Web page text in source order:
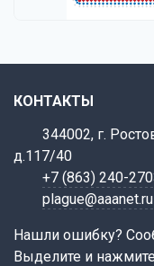
КОНТАКТЫ
344002, г.
д.117/40
+7 (863) 240-
plague@aaanet.ru
Нашли ошибку?
Выделите и